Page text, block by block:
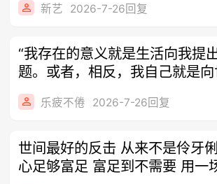
新艺 2026-7-26回复
“我存在的意义就是生活向我提
题。或者，相反，我自己就是向
一个
乐疲不倦 2026-7-26回复
世间最好的反击 从来不是伶牙
心足够富足 富足到不需要 用一